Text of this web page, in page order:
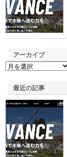
アーカイブ
最近の記事